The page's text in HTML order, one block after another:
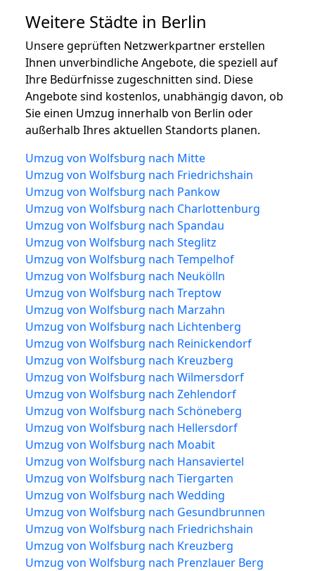
Weitere Städte in Berlin
Unsere geprüften Netzwerkpartner erstellen
Ihnen unverbindliche Angebote, die speziell auf
Ihre Bedürfnisse zugeschnitten sind. Diese
Angebote sind kostenlos, unabhängig davon, ob
Sie einen Umzug innerhalb von Berlin oder
außerhalb Ihres aktuellen Standorts planen.
Umzug von Wolfsburg nach Mitte
Umzug von Wolfsburg nach Friedrichshain
Umzug von Wolfsburg nach Pankow
Umzug von Wolfsburg nach Charlottenburg
Umzug von Wolfsburg nach Spandau
Umzug von Wolfsburg nach Steglitz
Umzug von Wolfsburg nach Tempelhof
Umzug von Wolfsburg nach Neukölln
Umzug von Wolfsburg nach Treptow
Umzug von Wolfsburg nach Marzahn
Umzug von Wolfsburg nach Lichtenberg
Umzug von Wolfsburg nach Reinickendorf
Umzug von Wolfsburg nach Kreuzberg
Umzug von Wolfsburg nach Wilmersdorf
Umzug von Wolfsburg nach Zehlendorf
Umzug von Wolfsburg nach Schöneberg
Umzug von Wolfsburg nach Hellersdorf
Umzug von Wolfsburg nach Moabit
Umzug von Wolfsburg nach Hansaviertel
Umzug von Wolfsburg nach Tiergarten
Umzug von Wolfsburg nach Wedding
Umzug von Wolfsburg nach Gesundbrunnen
Umzug von Wolfsburg nach Friedrichshain
Umzug von Wolfsburg nach Kreuzberg
Umzug von Wolfsburg nach Prenzlauer Berg